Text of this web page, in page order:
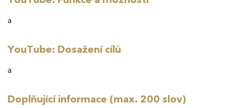
a
YouTube: Dosažení cílů
a
Doplňující informace (max. 200 slov)